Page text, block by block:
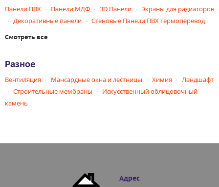
Панели ПВХ Панели МДФ 3D Панели
Экраны для радиаторов
Декоративные панели
Стеновые Панели ПВХ термоперевод
Смотреть все
Разное
Вентиляция Мансардные окна и лестницы Химия
Ландшафт
Строительные мембраны
Искусственный облицовочный
камень
Адрес